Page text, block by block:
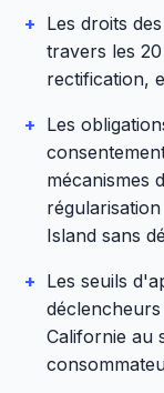
+ Les droits
travers les
rectification,
+ Les
mécanismes
Island sans
+ Les seuils
Californie au